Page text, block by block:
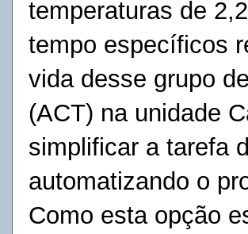
temperaturas de
tempo específicos
vida desse grupo
(ACT) na unidade
simplificar a tarefa
automatizando o
Como esta opção